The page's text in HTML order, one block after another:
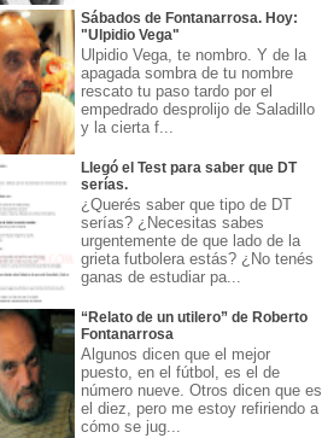
Sábados de Fontanarrosa. Hoy:
"Ulpidio Vega"
Ulpidio Vega, te nombro. Y de la
apagada sombra de tu nombre
rescato tu paso tardo por el
empedrado desprolijo de Saladillo
y la cierta f...
Llegó el Test para saber que DT
serías.
¿Querés saber que tipo de DT
serías? ¿Necesitas sabes
urgentemente de que lado de la
grieta futbolera estás? ¿No tenés
ganas de estudiar pa...
“Relato de un utilero” de Roberto
Fontanarrosa
Algunos dicen que el mejor
puesto, en el fútbol, es el de
número nueve. Otros dicen que es
el diez, pero me estoy refiriendo a
cómo se jug...